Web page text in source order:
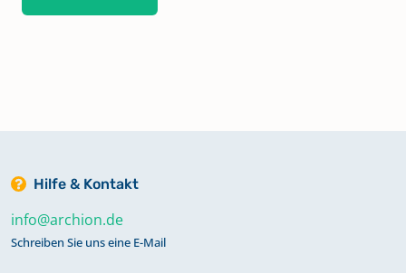
Hilfe & Kontakt
info@archion.de
Schreiben Sie uns eine E-Mail